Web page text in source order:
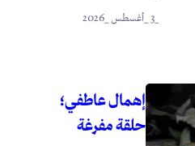
إهمال عاطفي؛
حلقة مفرغة